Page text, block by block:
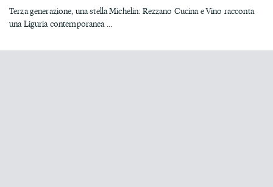
Terza generazione, una stella Michelin: Rezzano Cucina e Vino racconta
una Liguria contemporanea ...